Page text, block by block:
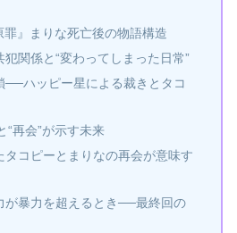
罪』まりな死亡後の物語構造
関係と“変わってしまった日常”
──ハッピー星による裁きとタコ
“再会”が示す未来
タコピーとまりなの再会が意味す
が暴力を超えるとき──最終回の